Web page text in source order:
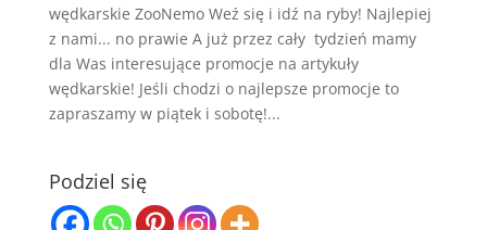
wędkarskie ZooNemo Weź się i idź na ryby! Najlepiej
z nami... no prawie A już przez cały tydzień mamy
dla Was interesujące promocje na artykuły
wędkarskie! Jeśli chodzi o najlepsze promocje to
zapraszamy w piątek i sobotę!...
Podziel się